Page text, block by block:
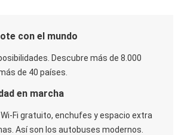
con el mundo
Descubre más de 8.000
de 40 países.
en marcha
Fi gratuito, enchufes y espacio extra
Así son los autobuses modernos.